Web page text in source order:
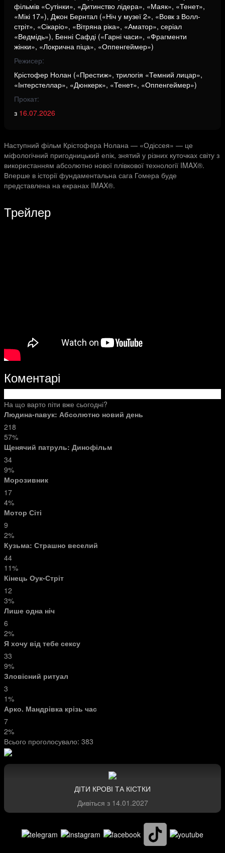
фільмів «Сутінки», «Дитинство лідера», «Маяк», «Тенет»,
«Мікі 17»), Джон Бернтал («Ніч у музеї 2», «Вовк з Волл-
стріт», «Сікаріо», «Вітряна ріка», «Аматор», серіал
«Ведмідь»), Бенні Сафді («Гарні часи», «Фрагменти
жінки», «Локрична піца», «Оппенгеймер»)
Режисер:
Крістофер Нолан («Престиж», трилогія «Темний лицар»,
«Інтерстеллар», «Дюнкерк», «Тенет», «Оппенгеймер»)
Прокат:
з 16.07.2026
Наступний фільм Крістофера Нолана — «Одіссея» — це
міфологічний пригодницький епік, знятий у різних куточках світу з
використанням абсолютно нової плівкової технології IMAX®.
Вперше в історії фундаментальна сага Гомера буде
представлена на екранах IMAX®.
Трейлер
Коментарі
На що варто піти вже сьогодні?
Людина-павук: Абсолютно новий день
218
57%
Щенячий патруль: Динофільм
34
9%
Морозивник
17
4%
Мотор Сіті
9
2%
Кузьма: Страшно веселий
44
11%
Кінець Оук-Стріт
12
3%
Лише одна ніч
6
2%
Я хочу від тебе сексу
33
9%
Зловісний ритуал
3
1%
Арко. Мандрівка крізь час
7
2%
Всього проголосувало: 383
ДІТИ КРОВІ ТА КІСТКИ
Дивіться з 14.01.2027